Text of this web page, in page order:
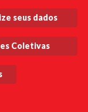
seus dados
Coletivas